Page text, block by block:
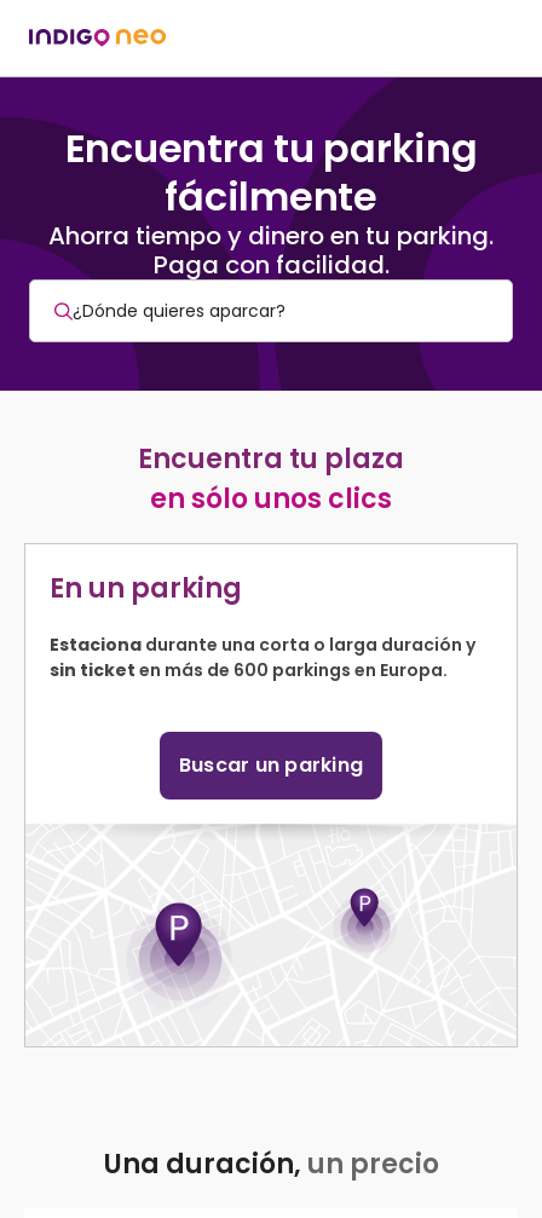
Encuentra tu parking
fácilmente
Ahorra tiempo y dinero en tu parking.
Paga con facilidad.
Encuentra tu plaza
en sólo unos clics
En un parking
Estaciona durante una corta o larga duración y
sin ticket en más de 600 parkings en Europa.
Buscar un parking
Una duración, un precio